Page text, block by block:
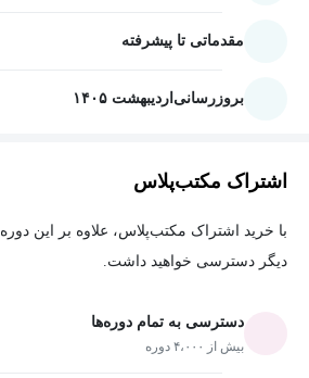
مقدماتی تا پیشرفته
بروزرسانی اردیبهشت ۱۴۰۵
اشتراک مکتب‌پلاس
دیگر دسترسی خواهید داشت.
دسترسی به تمام دوره‌ها
بیش از ۴،۰۰۰ دوره